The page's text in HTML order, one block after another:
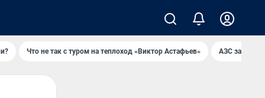
Что не так с туром на теплоход «Виктор Астафьев» AЗС